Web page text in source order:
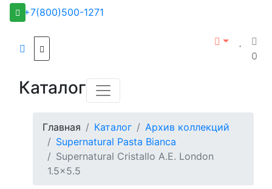
+7(800)500-1271
0
Каталог
Главная Каталог
Архив коллекций
Supernatural Pasta Bianca
Supernatural Cristallo A.E. London
1.5x5.5